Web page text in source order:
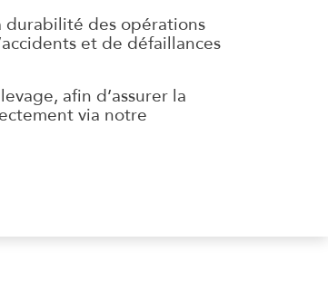
durabilité des opérations
et de défaillances
afin d’assurer la
via notre